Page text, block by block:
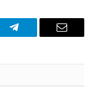
Telegram Email